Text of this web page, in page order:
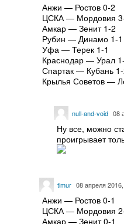
Анжи — Ростов 0-2
ЦСКА — Мордовия
Амкар — Зенит 1-2
Рубин — Динамо 1-1
Уфа — Терек 1-1
Краснодар — Урал
Спартак — Кубань
Крылья Советов —
null-and-void 08
Ну все, можно
проигрывает
timur 08 апреля
Анжи — Ростов 0-1
ЦСКА — Мордовия
Амкар — Зенит 0-1